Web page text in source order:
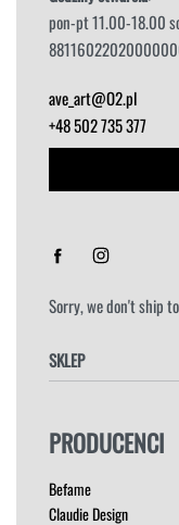
pon-pt 11.00-18.00
ave_art@O2.pl
+48 502 735 377
Sorry, we don't ship to
SKLEP
HOKERY
ŁÓŻKA
PRODUCENCI
Befame
Claudie Design